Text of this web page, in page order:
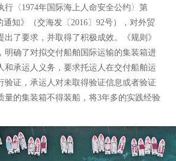
行〈1974年国际海上人命安全公约〉第
知》（交海发〔2016〕92号），对外贸
了要求，并取得了积极成效。《规则》
明确了对拟交付船舶国际运输的集装箱进
和承运人义务，要求托运人在交付船舶运
验证，承运人对未取得验证信息或者验证
量的集装箱不得装船，将3年多的实践经验